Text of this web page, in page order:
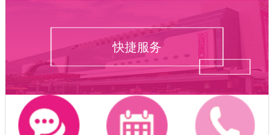
快捷服务